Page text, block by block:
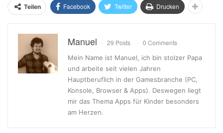
Teilen Facebook Twitter Drucken
Manuel 29 Posts 0 Comments
Mein Name ist Manuel, ich bin stolzer Papa
und arbeite seit vielen Jahren
Hauptberuflich in der Gamesbranche (PC,
Konsole, Browser & Apps). Deswegen liegt
mir das Thema Apps für Kinder besonders
am Herzen.